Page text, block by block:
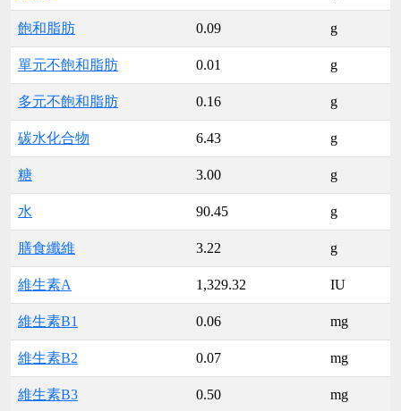
飽和脂肪 0.09 g
單元不飽和脂肪 0.01 g
多元不飽和脂肪 0.16 g
碳水化合物 6.43 g
糖 3.00 g
水 90.45 g
膳食纖維 3.22 g
維生素A 1,329.32 IU
維生素B1 0.06 mg
維生素B2 0.07 mg
維生素B3 0.50 mg